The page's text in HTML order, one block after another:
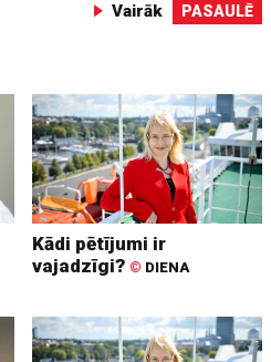
Vairāk PASAULĒ
Kādi pētījumi ir
vajadzīgi? © DIENA